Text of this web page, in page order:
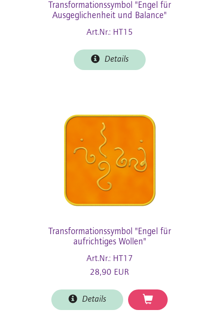
Transformationssymbol "Engel für
Ausgeglichenheit und Balance"
Art.Nr.: HT15
Details
Transformationssymbol "Engel für
aufrichtiges Wollen"
Art.Nr.: HT17
28,90 EUR
Details